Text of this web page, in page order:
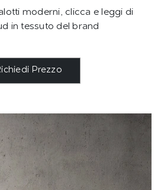
moderni, clicca e leggi di
in tessuto del brand
Prezzo